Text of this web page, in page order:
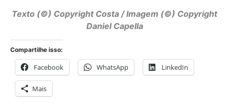
Texto (©) Copyright Costa / Imagem (©) Copyright
Daniel Capella
Compartilhe isso:
Facebook WhatsApp LinkedIn
Mais